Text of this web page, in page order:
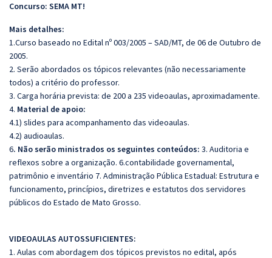
Concurso: SEMA MT!
Mais detalhes:
1.Curso baseado no Edital nº 003/2005 – SAD/MT, de 06 de Outubro de
2005.
2. Serão abordados os tópicos relevantes (não necessariamente
todos) a critério do professor.
3. Carga horária prevista: de 200 a 235 videoaulas, aproximadamente.
4. Material de apoio:
4.1) slides para acompanhamento das videoaulas.
4.2) audioaulas.
6. Não serão ministrados os seguintes conteúdos: 3. Auditoria e
reflexos sobre a organização. 6.contabilidade governamental,
patrimônio e inventário 7. Administração Pública Estadual: Estrutura e
funcionamento, princípios, diretrizes e estatutos dos servidores
públicos do Estado de Mato Grosso.
VIDEOAULAS AUTOSSUFICIENTES:
1. Aulas com abordagem dos tópicos previstos no edital, após